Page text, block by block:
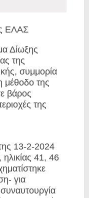
ΕΛΑΣ
Δίωξης
της
συμμορία
μέθοδο της
βάρος
της
13-2-2024
41, 46
για